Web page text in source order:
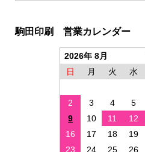
駒田印刷 営業カレンダー
2026年 8月
日
月 火 水
2
3 4 5
9
10 11 12
16
17 18 19
23
24 25 26